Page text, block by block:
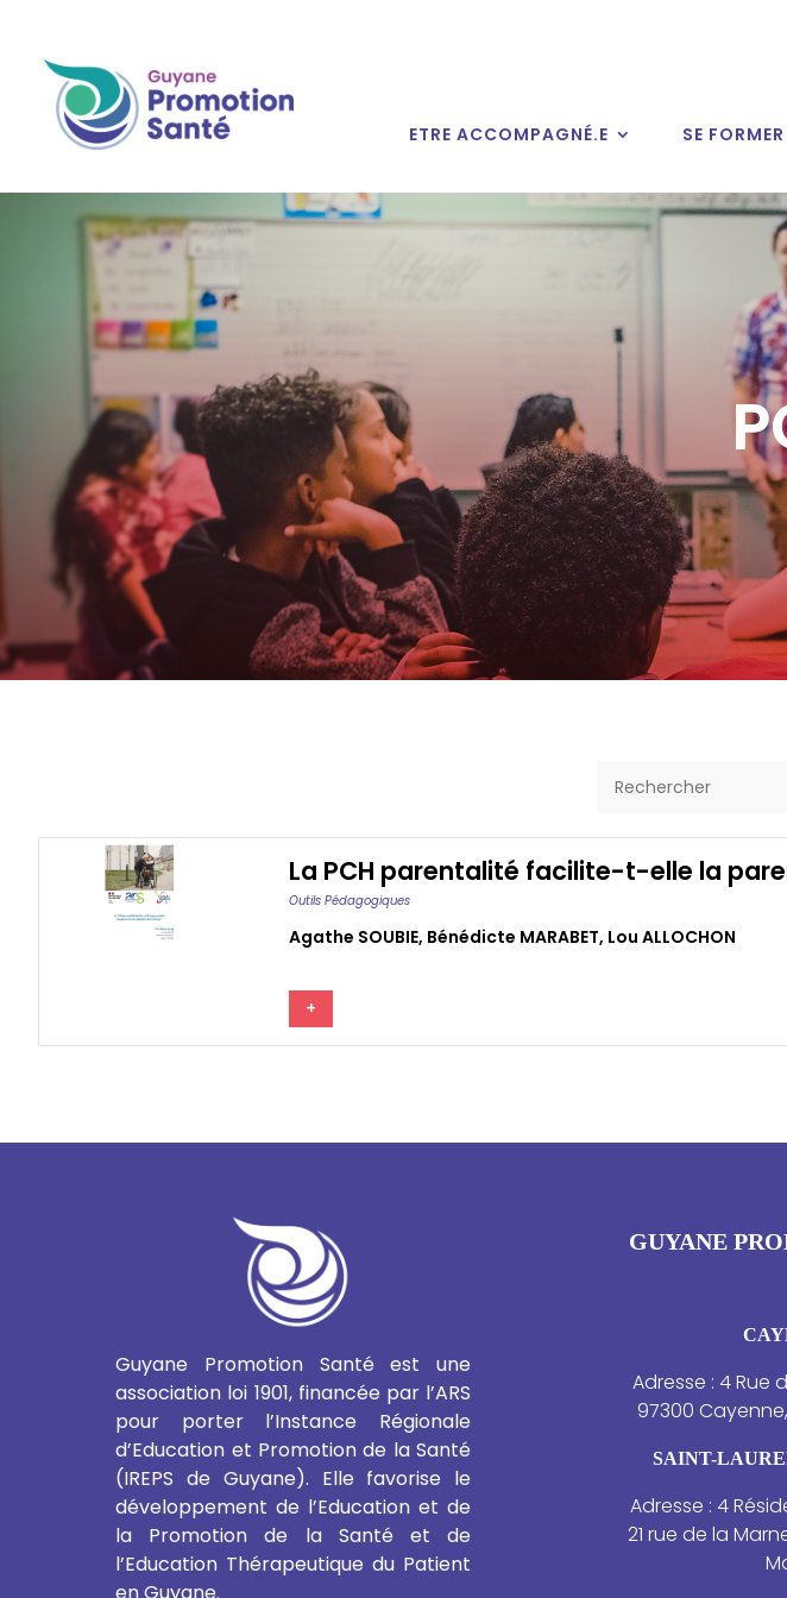
ETRE ACCOMPAGNÉ.E SE FORMER
La PCH parentalité facilite-t-elle la
Outils Pédagogiques
Agathe SOUBIE, Bénédicte MARABET, Lou ALLOCHON
+
Guyane Promotion Santé est une
association loi 1901, financée par l’ARS
pour porter l’Instance Régionale
d’Education et Promotion de la Santé
(IREPS de Guyane). Elle favorise le
développement de l’Education et de
la Promotion de la Santé et de
l’Education Thérapeutique du Patient
GUYANE
Adresse : 4 Rue
97300
SAINT-
Adresse : 4
21 rue de la